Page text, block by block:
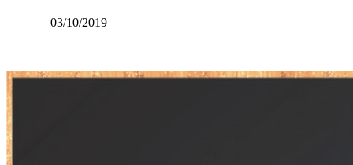
—03/10/2019